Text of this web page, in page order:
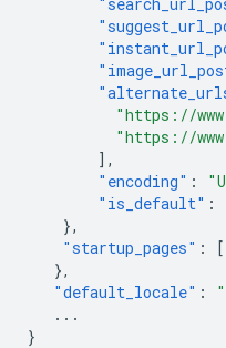
"https://
"https://
],
"encoding" :
"is_default" :
},
"startup_pages" : [
},
"default_locale" :
...
}